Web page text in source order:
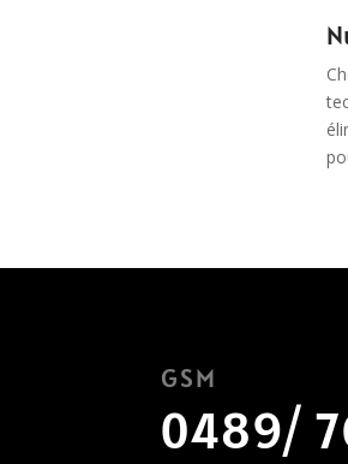
GSM
0489/